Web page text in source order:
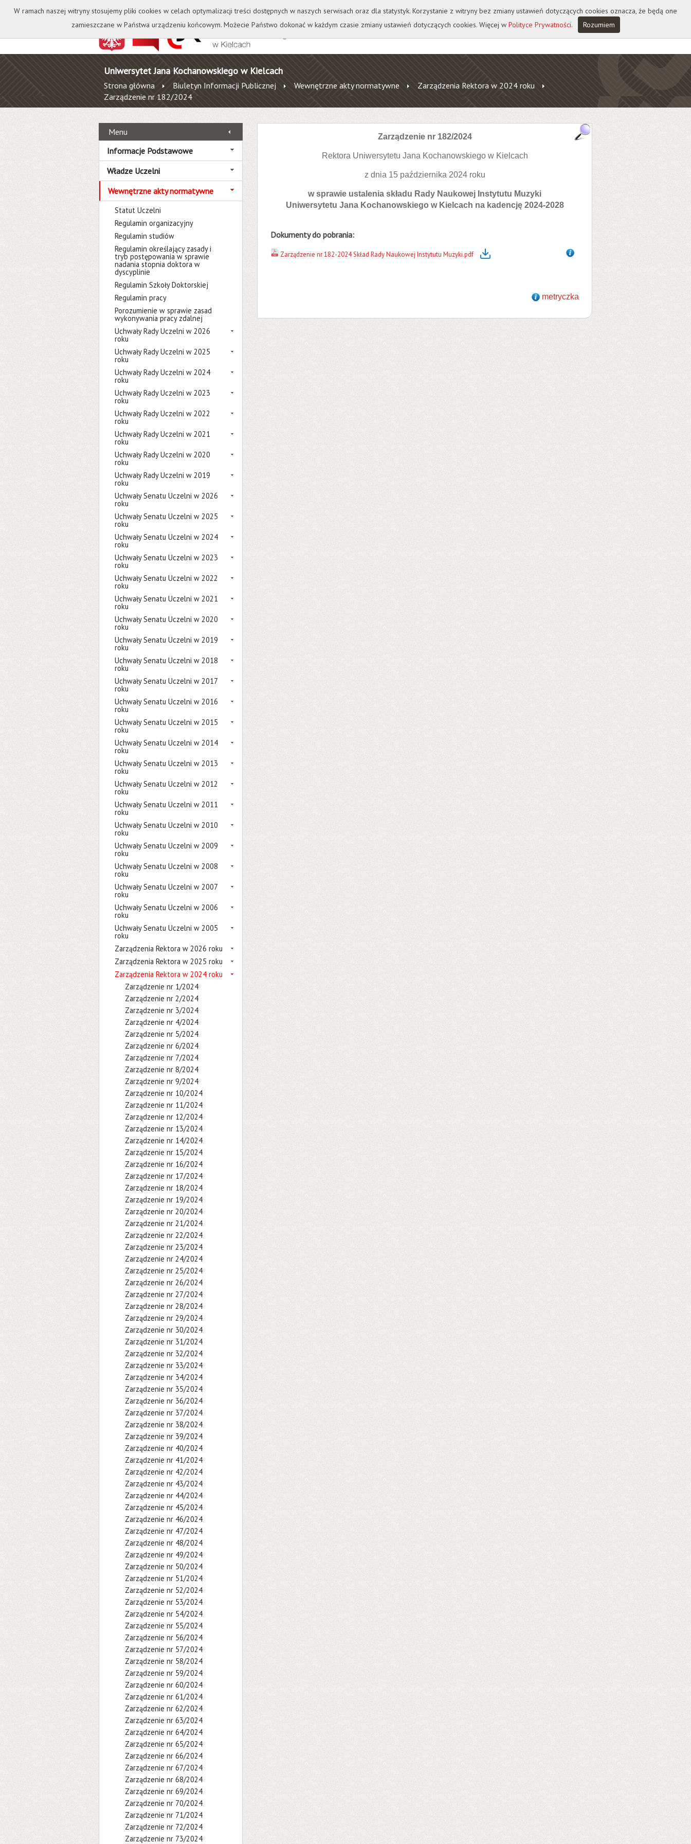
Kontakt Biblioteka Wydawnictwo Wirtualna Uczelnia A A A A
Uniwersytet Jana Kochanowskiego w Kielcach
Strona główna Biuletyn Informacji Publicznej Wewnętrzne akty normatywne
Zarządzenia Rektora w 2024 roku
Zarządzenie nr 182/2024
Menu
Informacje Podstawowe
Władze Uczelni
Wewnętrzne akty normatywne
Statut Uczelni
Regulamin organizacyjny
Regulamin studiów
Regulamin określający zasady i
tryb postępowania w sprawie
nadania stopnia doktora w
dyscyplinie
Regulamin Szkoły Doktorskiej
Regulamin pracy
Porozumienie w sprawie zasad
wykonywania pracy zdalnej
Uchwały Rady Uczelni w 2026
roku
Uchwały Rady Uczelni w 2025
roku
Uchwały Rady Uczelni w 2024
roku
Uchwały Rady Uczelni w 2023
roku
Uchwały Rady Uczelni w 2022
roku
Uchwały Rady Uczelni w 2021
roku
Uchwały Rady Uczelni w 2020
roku
Uchwały Rady Uczelni w 2019
roku
Uchwały Senatu Uczelni w 2026
roku
Uchwały Senatu Uczelni w 2025
roku
Uchwały Senatu Uczelni w 2024
roku
Uchwały Senatu Uczelni w 2023
roku
Uchwały Senatu Uczelni w 2022
roku
Uchwały Senatu Uczelni w 2021
roku
Uchwały Senatu Uczelni w 2020
roku
Uchwały Senatu Uczelni w 2019
roku
Uchwały Senatu Uczelni w 2018
roku
Uchwały Senatu Uczelni w 2017
roku
Uchwały Senatu Uczelni w 2016
roku
Uchwały Senatu Uczelni w 2015
roku
Uchwały Senatu Uczelni w 2014
roku
Uchwały Senatu Uczelni w 2013
roku
Uchwały Senatu Uczelni w 2012
roku
Uchwały Senatu Uczelni w 2011
roku
Uchwały Senatu Uczelni w 2010
roku
Uchwały Senatu Uczelni w 2009
roku
Uchwały Senatu Uczelni w 2008
roku
Uchwały Senatu Uczelni w 2007
roku
Uchwały Senatu Uczelni w 2006
roku
Uchwały Senatu Uczelni w 2005
roku
Zarządzenia Rektora w 2026 roku
Zarządzenia Rektora w 2025 roku
Zarządzenia Rektora w 2024 roku
Zarządzenie nr 1/2024
Zarządzenie nr 2/2024
Zarządzenie nr 3/2024
Zarządzenie nr 4/2024
Zarządzenie nr 5/2024
Zarządzenie nr 6/2024
Zarządzenie nr 7/2024
Zarządzenie nr 8/2024
Zarządzenie nr 9/2024
Zarządzenie nr 10/2024
Zarządzenie nr 11/2024
Zarządzenie nr 12/2024
Zarządzenie nr 13/2024
Zarządzenie nr 14/2024
Zarządzenie nr 15/2024
Zarządzenie nr 16/2024
Zarządzenie nr 17/2024
Zarządzenie nr 18/2024
Zarządzenie nr 19/2024
Zarządzenie nr 20/2024
Zarządzenie nr 21/2024
Zarządzenie nr 22/2024
Zarządzenie nr 23/2024
Zarządzenie nr 24/2024
Zarządzenie nr 25/2024
Zarządzenie nr 26/2024
Zarządzenie nr 27/2024
Zarządzenie nr 28/2024
Zarządzenie nr 29/2024
Zarządzenie nr 30/2024
Zarządzenie nr 31/2024
Zarządzenie nr 32/2024
Zarządzenie nr 33/2024
Zarządzenie nr 34/2024
Zarządzenie nr 35/2024
Zarządzenie nr 36/2024
Zarządzenie nr 37/2024
Zarządzenie nr 38/2024
Zarządzenie nr 39/2024
Zarządzenie nr 40/2024
Zarządzenie nr 41/2024
Zarządzenie nr 42/2024
Zarządzenie nr 43/2024
Zarządzenie nr 44/2024
Zarządzenie nr 45/2024
Zarządzenie nr 46/2024
Zarządzenie nr 47/2024
Zarządzenie nr 48/2024
Zarządzenie nr 49/2024
Zarządzenie nr 50/2024
Zarządzenie nr 51/2024
Zarządzenie nr 52/2024
Zarządzenie nr 53/2024
Zarządzenie nr 54/2024
Zarządzenie nr 55/2024
Zarządzenie nr 56/2024
Zarządzenie nr 57/2024
Zarządzenie nr 58/2024
Zarządzenie nr 59/2024
Zarządzenie nr 60/2024
Zarządzenie nr 61/2024
Zarządzenie nr 62/2024
Zarządzenie nr 63/2024
Zarządzenie nr 64/2024
Zarządzenie nr 65/2024
Zarządzenie nr 66/2024
Zarządzenie nr 67/2024
Zarządzenie nr 68/2024
Zarządzenie nr 69/2024
Zarządzenie nr 70/2024
Zarządzenie nr 71/2024
Zarządzenie nr 72/2024
Zarządzenie nr 73/2024
Zarządzenie nr 182/2024
Rektora Uniwersytetu Jana Kochanowskiego w Kielcach
z dnia 15 października 2024 roku
w sprawie ustalenia składu Rady Naukowej Instytutu Muzyki
Uniwersytetu Jana Kochanowskiego w Kielcach na kadencję 2024-2028
Dokumenty do pobrania:
Zarządzenie nr 182-2024 Skład Rady Naukowej Instytutu Muzyki.pdf
metryczka
W ramach naszej witryny stosujemy pliki cookies w celach optymalizacji treści dostępnych w naszych serwisach oraz dla statystyk. Korzystanie z witryny bez zmiany ustawień dotyczących cookies oznacza, że będą one
zamieszczane w Państwa urządzeniu końcowym. Możecie Państwo dokonać w każdym czasie zmiany ustawień dotyczących cookies. Więcej w Polityce Prywatności. Rozumiem